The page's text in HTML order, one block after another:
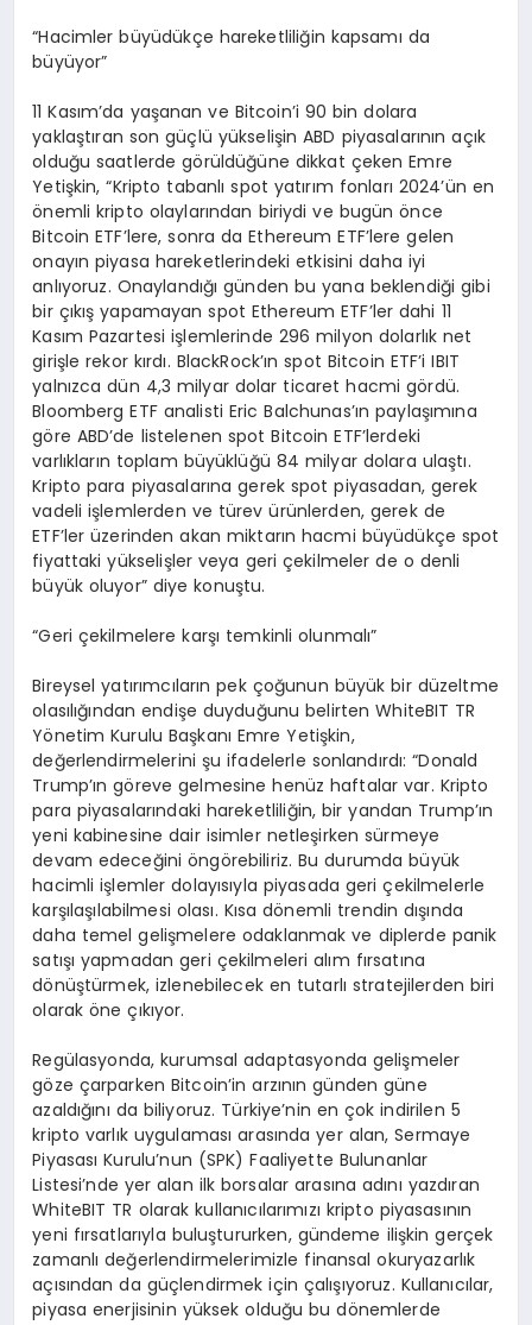
“Hacimler büyüdükçe hareketliliğin kapsamı da
büyüyor”
11 Kasım’da yaşanan ve Bitcoin’i 90 bin dolara
yaklaştıran son güçlü yükselişin ABD piyasalarının açık
olduğu saatlerde görüldüğüne dikkat çeken Emre
Yetişkin, “Kripto tabanlı spot yatırım fonları 2024’ün en
önemli kripto olaylarından biriydi ve bugün önce
Bitcoin ETF’lere, sonra da Ethereum ETF’lere gelen
onayın piyasa hareketlerindeki etkisini daha iyi
anlıyoruz. Onaylandığı günden bu yana beklendiği gibi
bir çıkış yapamayan spot Ethereum ETF’ler dahi 11
Kasım Pazartesi işlemlerinde 296 milyon dolarlık net
girişle rekor kırdı. BlackRock’ın spot Bitcoin ETF’i IBIT
yalnızca dün 4,3 milyar dolar ticaret hacmi gördü.
Bloomberg ETF analisti Eric Balchunas’ın paylaşımına
göre ABD’de listelenen spot Bitcoin ETF’lerdeki
varlıkların toplam büyüklüğü 84 milyar dolara ulaştı.
Kripto para piyasalarına gerek spot piyasadan, gerek
vadeli işlemlerden ve türev ürünlerden, gerek de
ETF’ler üzerinden akan miktarın hacmi büyüdükçe spot
fiyattaki yükselişler veya geri çekilmeler de o denli
büyük oluyor” diye konuştu.
“Geri çekilmelere karşı temkinli olunmalı”
Bireysel yatırımcıların pek çoğunun büyük bir düzeltme
olasılığından endişe duyduğunu belirten WhiteBIT TR
Yönetim Kurulu Başkanı Emre Yetişkin,
değerlendirmelerini şu ifadelerle sonlandırdı: “Donald
Trump’ın göreve gelmesine henüz haftalar var. Kripto
para piyasalarındaki hareketliliğin, bir yandan Trump’ın
yeni kabinesine dair isimler netleşirken sürmeye
devam edeceğini öngörebiliriz. Bu durumda büyük
hacimli işlemler dolayısıyla piyasada geri çekilmelerle
karşılaşılabilmesi olası. Kısa dönemli trendin dışında
daha temel gelişmelere odaklanmak ve diplerde panik
satışı yapmadan geri çekilmeleri alım fırsatına
dönüştürmek, izlenebilecek en tutarlı stratejilerden biri
olarak öne çıkıyor.
Regülasyonda, kurumsal adaptasyonda gelişmeler
göze çarparken Bitcoin’in arzının günden güne
azaldığını da biliyoruz. Türkiye’nin en çok indirilen 5
kripto varlık uygulaması arasında yer alan, Sermaye
Piyasası Kurulu’nun (SPK) Faaliyette Bulunanlar
Listesi’nde yer alan ilk borsalar arasına adını yazdıran
WhiteBIT TR olarak kullanıcılarımızı kripto piyasasının
yeni fırsatlarıyla buluştururken, gündeme ilişkin gerçek
zamanlı değerlendirmelerimizle finansal okuryazarlık
açısından da güçlendirmek için çalışıyoruz. Kullanıcılar,
piyasa enerjisinin yüksek olduğu bu dönemlerde